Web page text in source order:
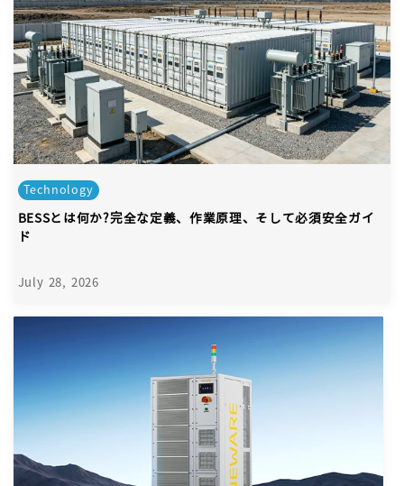
Technology
BESSとは何か?完全な定義、作業原理、そして必須安全ガイ
ド
July 28, 2026